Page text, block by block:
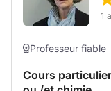
bonne
1
Professeur fiable
Cours